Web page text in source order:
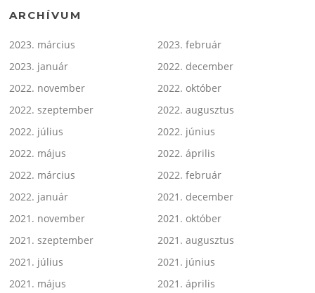
ARCHÍVUM
2023. március
2023. február
2023. január
2022. december
2022. november
2022. október
2022. szeptember
2022. augusztus
2022. július
2022. június
2022. május
2022. április
2022. március
2022. február
2022. január
2021. december
2021. november
2021. október
2021. szeptember
2021. augusztus
2021. július
2021. június
2021. május
2021. április